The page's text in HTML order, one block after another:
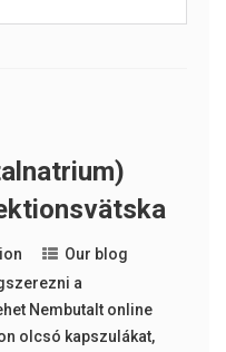
Our blog
a
Nembutalt online
olcsó kapszulákat,